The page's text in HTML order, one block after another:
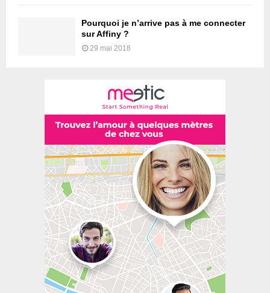
Pourquoi je n’arrive pas à me connecter
sur Affiny ?
29 mai 2018